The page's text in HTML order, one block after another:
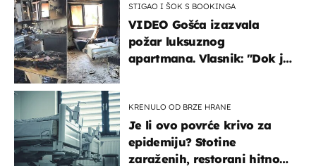
STIGAO I ŠOK S BOOKINGA
VIDEO Gošća izazvala
požar luksuznog
apartmana. Vlasnik: "Dok je
KRENULO OD BRZE HRANE
Je li ovo povrće krivo za
epidemiju? Stotine
zaraženih, restorani hitno